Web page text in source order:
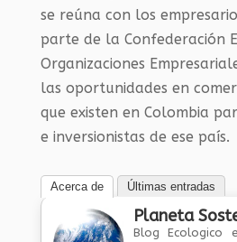
se reúna con los
parte de la Confederación
Organizaciones
las oportunidades en
que existen en Colombia
e inversionistas de ese país.
Acerca de Últimas entradas
Planeta
Blog Ecologico